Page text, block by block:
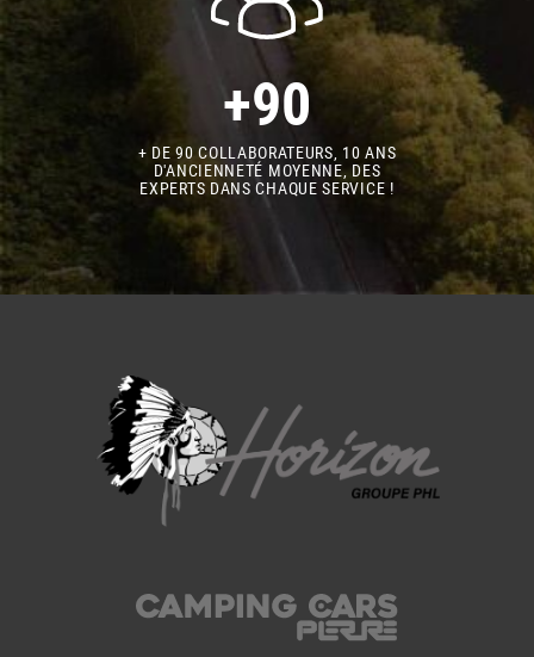
+90
+ DE 90 COLLABORATEURS, 10 ANS
D'ANCIENNETÉ MOYENNE, DES
EXPERTS DANS CHAQUE SERVICE !